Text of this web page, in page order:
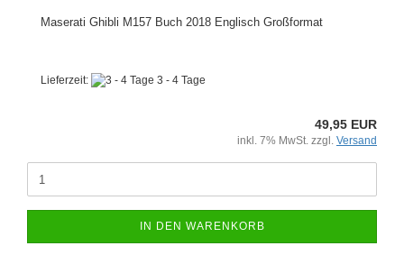
Maserati Ghibli M157 Buch 2018 Englisch Großformat
Lieferzeit: 3 - 4 Tage
49,95 EUR
inkl. 7% MwSt. zzgl. Versand
IN DEN WARENKORB